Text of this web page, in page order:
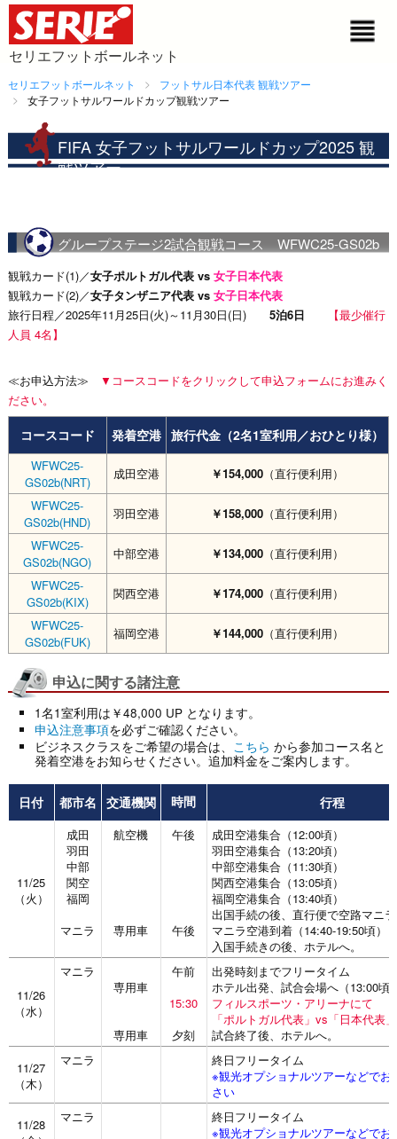
セリエフットボールネット
セリエフットボールネット
フットサル日本代表 観戦ツアー
女子フットサルワールドカップ観戦ツアー
FIFA 女子フットサルワールドカップ2025 観
戦ツアー
グループステージ2試合観戦コース WFWC25-GS02b
観戦カード(1)／女子ポルトガル代表 vs 女子日本代表
観戦カード(2)／女子タンザニア代表 vs 女子日本代表
旅行日程／2025年11月25日(火)～11月30日(日) 5泊6日
【最少催行
人員 4名】
≪お申込方法≫
▼コースコードをクリックして申込フォームにお進みく
ださい。
コースコード 発着空港 旅行代金（2名1室利用／おひとり様）
WFWC25-
GS02b(NRT)
成田空港 ￥154,000（直行便利用）
WFWC25-
GS02b(HND)
羽田空港 ￥158,000（直行便利用）
WFWC25-
GS02b(NGO)
中部空港 ￥134,000（直行便利用）
WFWC25-
GS02b(KIX)
関西空港 ￥174,000（直行便利用）
WFWC25-
GS02b(FUK)
福岡空港 ￥144,000（直行便利用）
申込に関する諸注意
1名1室利用は￥48,000 UP となります。
申込注意事項を必ずご確認ください。
ビジネスクラスをご希望の場合は、
こちら から参加コース名と
発着空港をお知らせください。追加料金をご案内します。
日付 都市名 交通機関 時間 行程
11/25
（火）
成田
羽田
中部
関空
福岡
マニラ
航空機
専用車
午後
午後
成田空港集合（12:00頃）
羽田空港集合（13:20頃）
中部空港集合（11:30頃）
関西空港集合（13:05頃）
福岡空港集合（13:40頃）
出国手続の後、直行便で空路マニ
マニラ空港到着（14:40-19:50頃）
入国手続きの後、ホテルへ。
11/26
（水）
マニラ
専用車
専用車
午前
15:30
夕刻
出発時刻までフリータイム
ホテル出発、試合会場へ（13:00頃
フィルスポーツ・アリーナにて
「ポルトガル代表」vs「日本代表
試合終了後、ホテルへ。
11/27
（木）
マニラ
終日フリータイム
※観光オプショナルツアーなどでお
さい
11/28
マニラ
終日フリータイム
※観光オプショナルツアーなどでお